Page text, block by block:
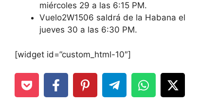
miércoles 29 a las 6:15 PM.
Vuelo2W1506 saldrá de la Habana el
jueves 30 a las 6:30 PM.
[widget id=”custom_html-10″]